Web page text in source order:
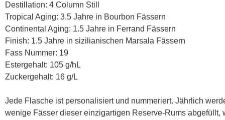
Destillation: 4 Column Still
Tropical Aging: 3.5 Jahre in Bourbon Fässern
Continental Aging: 1.5 Jahre in Ferrand Fässern
Finish: 1.5 Jahre in sizilianischen Marsala Fässern
Fass Nummer: 19
Estergehalt: 105 g/hL
Zuckergehalt: 16 g/L
Jede Flasche ist personalisiert und nummeriert. Jährlich
wenige Fässer dieser einzigartigen Reserve-Rums abgefüllt,